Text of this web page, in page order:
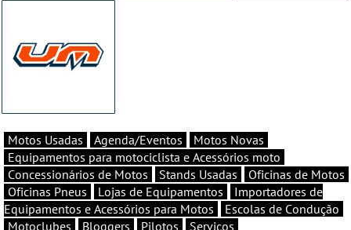
Motos Usadas Agenda/Eventos
Motos Novas
Equipamentos para motociclista e Acessórios moto
Concessionários de Motos
Stands Usadas
Oficinas de Motos
Oficinas Pneus
Lojas de Equipamentos
Importadores de
Equipamentos e Acessórios para Motos
Escolas de Condução
Motoclubes
Bloggers Pilotos Serviços